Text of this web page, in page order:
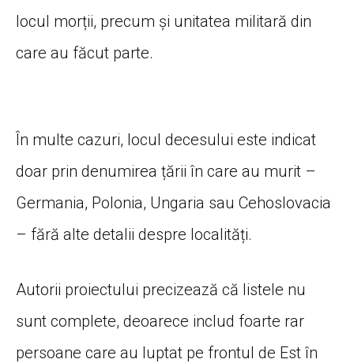
locul morții, precum și unitatea militară din
care au făcut parte.
În multe cazuri, locul decesului este indicat
doar prin denumirea țării în care au murit –
Germania, Polonia, Ungaria sau Cehoslovacia
– fără alte detalii despre localități.
Autorii proiectului precizează că listele nu
sunt complete, deoarece includ foarte rar
persoane care au luptat pe frontul de Est în